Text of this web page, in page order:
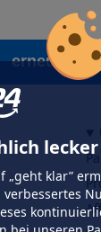
lecker
„geht klar”
verbessertes
erneut